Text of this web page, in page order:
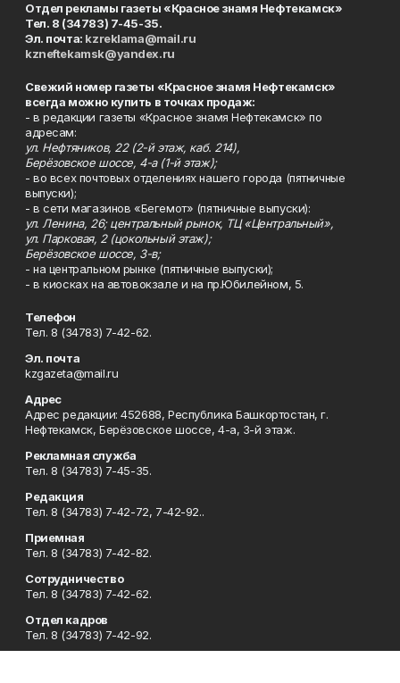
Отдел рекламы газеты «Красное знамя Нефтекамск»
Тел. 8 (34783) 7-45-35.
Эл. почта: kzreklama@mail.ru
kzneftekamsk@yandex.ru
Свежий номер газеты «Красное знамя Нефтекамск»
всегда можно купить в точках продаж:
- в редакции газеты «Красное знамя Нефтекамск» по
адресам:
ул. Нефтяников, 22 (2-й этаж, каб. 214),
Берёзовское шоссе, 4-а (1-й этаж);
- во всех почтовых отделениях нашего города (пятничные
выпуски);
- в сети магазинов «Бегемот» (пятничные выпуски):
ул. Ленина, 26; центральный рынок, ТЦ «Центральный»,
ул. Парковая, 2 (цокольный этаж);
Берёзовское шоссе, 3-в;
- на центральном рынке (пятничные выпуски);
- в киосках на автовокзале и на пр.Юбилейном, 5.
Телефон
Тел. 8 (34783) 7-42-62.
Эл. почта
kzgazeta@mail.ru
Адрес
Адрес редакции: 452688, Республика Башкортостан, г.
Нефтекамск, Берёзовское шоссе, 4-а, 3-й этаж.
Рекламная служба
Тел. 8 (34783) 7-45-35.
Редакция
Тел. 8 (34783) 7-42-72, 7-42-92..
Приемная
Тел. 8 (34783) 7-42-82.
Сотрудничество
Тел. 8 (34783) 7-42-62.
Отдел кадров
Тел. 8 (34783) 7-42-92.